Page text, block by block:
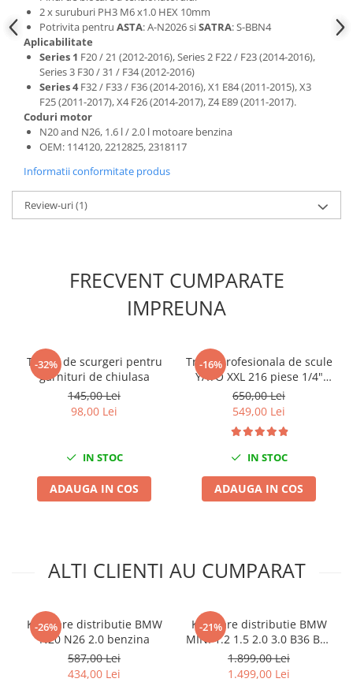
Scule fixare distributie
Alfa romeo
Audi
Chevrolet
Chrysler
Citroen
Fiat
Ford
Jaguar
Nissan
Opel
Skoda
Volkswagen
Scule pentru tinichigerie
Scule Pneumatice
Accesorii Pneumatice
Alte scule pneumatice
2 x suruburi PH3 M6 x1.0 HEX 10mm
Potrivita pentru ASTA: A-N2026 siSATRA: S-BBN4
Aplicabilitate
Series 1 F20 / 21 (2012-2016), Series 2 F22 / F23 (2014-2016),
Series 3 F30 / 31 / F34 (2012-2016)
Series4F32 / F33 / F36 (2014-2016), X1 E84 (2011-2015), X3
F25 (2011-2017), X4 F26 (2014-2017), Z4 E89 (2011-2017).
Coduri motor
N20 and N26, 1.6 l / 2.0 l motoare benzina
OEM: 114120, 2212825, 2318117
Informatii conformitate produs
Review-uri(1)
FRECVENT CUMPARATE
IMPREUNA
-32%
Tester de scurgeri pentru
garnituri de chiulasa
145,00 Lei
98,00 Lei
IN STOC
ADAUGA IN COS
-16%
Trusa profesionala de scule
YATO XXL 216 piese 1/4"
3/8" 1/2"
650,00 Lei
549,00 Lei
IN STOC
ADAUGA IN COS
ALTI CLIENTI AU CUMPARAT
-26%
Kit fixare distributie BMW
N20 N26 2.0 benzina
587,00 Lei
434,00 Lei
-21%
Kit fixare distributie BMW
MINI 1.2 1.5 2.0 3.0 B36 B38
B48 B58
1.899,00 Lei
1.499,00 Lei